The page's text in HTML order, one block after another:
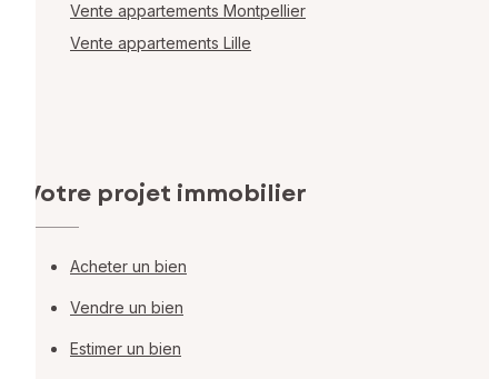
Vente appartements Montpellier
Vente appartements Lille
Votre projet immobilier
Acheter un bien
Vendre un bien
Estimer un bien